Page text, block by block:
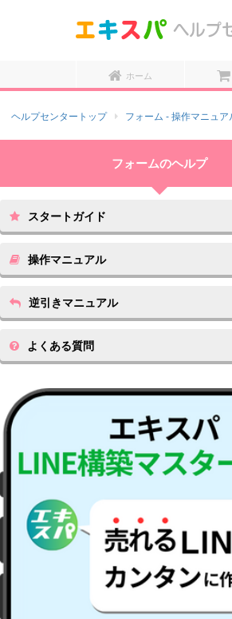
ホーム
ヘルプセンタートップ フォーム - 操作マニュア
スタートガイド
操作マニュアル
逆引きマニュアル
よくある質問